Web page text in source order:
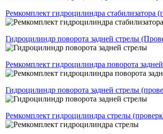
Ремкомплект гидроцилиндра стабилизатора
Гидроцилиндр поворота задней стрелы
Ремкомплект гидроцилиндра поворота
Гидроцилиндр поворота задней стрелы
Ремкомплект гидроцилиндра стрелы